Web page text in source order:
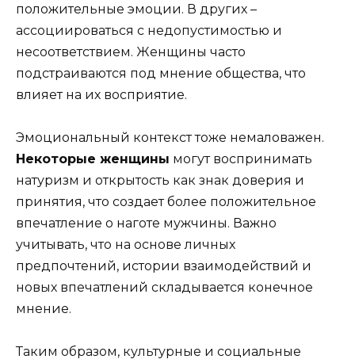
положительные эмоции. В других –
ассоциироваться с недопустимостью и
несоответствием. Женщины часто
подстраиваются под мнение общества, что
влияет на их восприятие.
Эмоциональный контекст тоже немаловажен.
Некоторые женщины могут воспринимать
натуризм и открытость как знак доверия и
принятия, что создает более положительное
впечатление о наготе мужчины. Важно
учитывать, что на основе личных
предпочтений, истории взаимодействий и
новых впечатлений складывается конечное
мнение.
Таким образом, культурные и социальные